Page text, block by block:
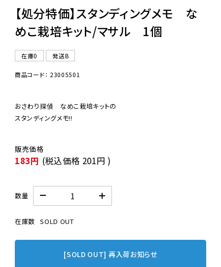
ご利用ガイド
06-6282-7659
【処分特価】スタンディングメモ な
めこ栽培キット/マサル 1個
在庫0 発送B
商品コード： 23005501
おさわり探偵　なめこ栽培キットの
スタンディングメモ!!
183円 (税込価格 201円 )
数量
在庫数 SOLD OUT
[SOLD OUT] 再入荷お知らせ